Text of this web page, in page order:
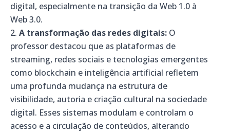
digital, especialmente na transição da Web 1.0 à
Web 3.0.
A transformação das redes digitais: O
professor destacou que as plataformas de
streaming, redes sociais e tecnologias emergentes
como blockchain e inteligência artificial refletem
uma profunda mudança na estrutura de
visibilidade, autoria e criação cultural na sociedade
digital. Esses sistemas modulam e controlam o
acesso e a circulação de conteúdos, alterando